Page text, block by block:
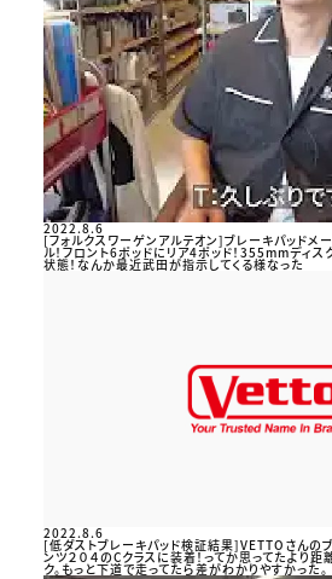
2022.8.6
[フォルクスワーゲンアルテオン]ブレーキパッドメ
ル！フロント6ポッドにリア4ポッド！355mmディ
状態！なんか最近武田が指示してくる様なった
2022.8.6
[低ダストブレーキパッド検証結果]VETTOさんの
ンツ２０４のCクラスに装着！ってか思ってたより
ク。もっと下道で走ってたら差がわかりやすかった。